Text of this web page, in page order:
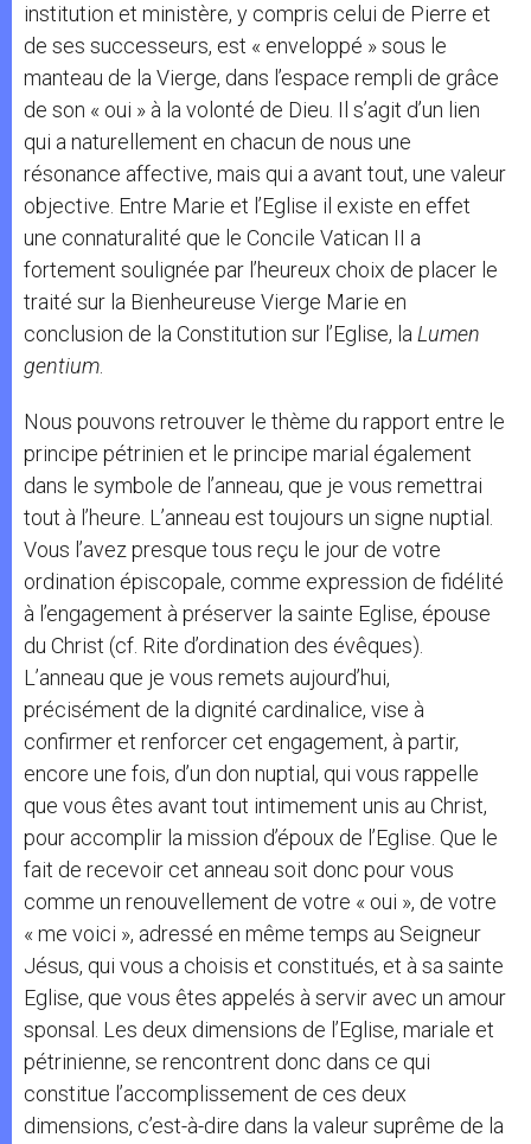
institution et ministère, y compris celui de Pierre et
de ses successeurs, est « enveloppé » sous le
manteau de la Vierge, dans l’espace rempli de grâce
de son « oui » à la volonté de Dieu. Il s’agit d’un lien
qui a naturellement en chacun de nous une
résonance affective, mais qui a avant tout, une valeur
objective. Entre Marie et l’Eglise il existe en effet
une connaturalité que le Concile Vatican II a
fortement soulignée par l’heureux choix de placer le
traité sur la Bienheureuse Vierge Marie en
conclusion de la Constitution sur l’Eglise, la Lumen
gentium
Nous pouvons retrouver le thème du rapport entre le
principe pétrinien et le principe marial également
dans le symbole de l’anneau, que je vous remettrai
tout à l’heure. L’anneau est toujours un signe nuptial.
Vous l’avez presque tous reçu le jour de votre
ordination épiscopale, comme expression de fidélité
à l’engagement à préserver la sainte Eglise, épouse
du Christ (cf. Rite d’ordination des évêques).
L’anneau que je vous remets aujourd’hui,
précisément de la dignité cardinalice, vise à
confirmer et renforcer cet engagement, à partir,
encore une fois, d’un don nuptial, qui vous rappelle
que vous êtes avant tout intimement unis au Christ,
pour accomplir la mission d’époux de l’Eglise. Que le
fait de recevoir cet anneau soit donc pour vous
comme un renouvellement de votre « oui », de votre
« me voici », adressé en même temps au Seigneur
Jésus, qui vous a choisis et constitués, et à sa sainte
Eglise, que vous êtes appelés à servir avec un amour
sponsal. Les deux dimensions de l’Eglise, mariale et
pétrinienne, se rencontrent donc dans ce qui
constitue l’accomplissement de ces deux
dimensions, c’est-à-dire dans la valeur suprême de la